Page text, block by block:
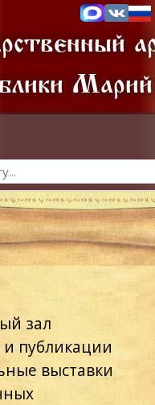
зал
публикации
выставки